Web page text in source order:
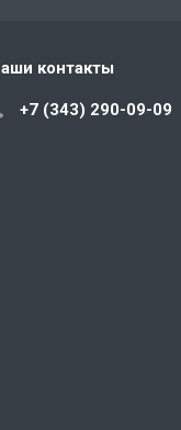
контакты
+7 (343) 290-09-09